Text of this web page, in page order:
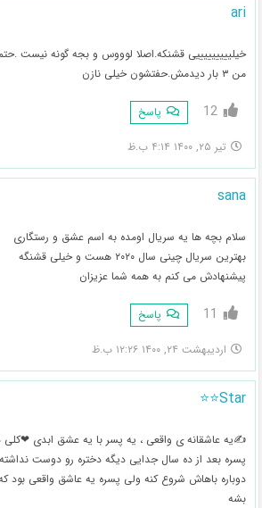
ari
خیلیییییییییی قشنکه.اصلا لوووس و بجه گونه نیست
من ۳ بار دیدمش.حفتشون خیلی نازن
12 پاسخ
تیر ۲۵, ۱۴۰۰ ۴:۱۴ ب.ظ
sana
سلام بچه ها یه سریال اومده به اسم عشق و رستگاری
بهترین سریال چینی سال ۲۰۲۰ هست و خیلی قشنگه
پیشنهادش می کنم به همه شما عزیزان
11 پاسخ
اردیبهشت ۲۴, ۱۴۰۰ ۱۲:۲۶ ب.ظ
Star⭐⭐
✍یه عاشقانه ی واقعی ، یه پسر با یه عشق ابدی ❤کلی
پسره بعد از ده سال جدایی دیگه دختره رو دوست
دوباره باهاش شروع کنه ولی پسره یه عاشق واقعی بود
بشه